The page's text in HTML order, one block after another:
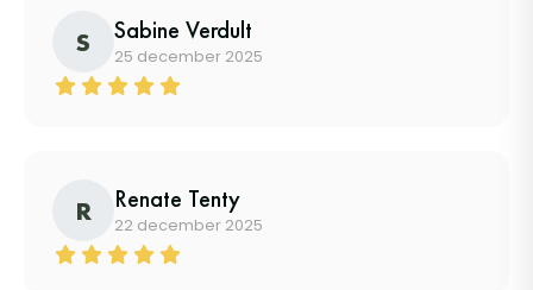
S Sabine Verdult
25 december 2025
R Renate Tenty
22 december 2025